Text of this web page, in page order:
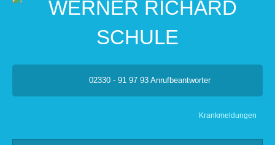
02330 - 91 97 93 Anrufbeantworter
Krankmeldungen